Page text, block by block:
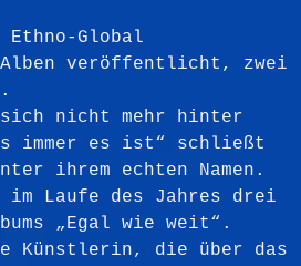
Global
Alben veröffentlicht, zwei
nicht mehr hinter
immer es ist“ schließt
ihrem echten Namen.
im Laufe des Jahres drei
„Egal wie weit“.
Künstlerin, die über das